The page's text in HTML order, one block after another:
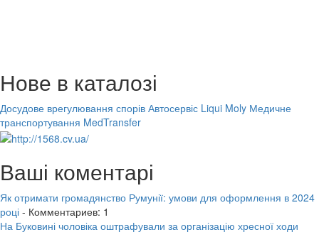
Нове в каталозі
Досудове врегулювання спорів Автосервіс Liqui Moly Медичне
транспортування MedTransfer
Ваші коментарі
Як отримати громадянство Румунії: умови для оформлення в 2024
році - Комментариев: 1
На Буковині чоловіка оштрафували за організацію хресної ходи